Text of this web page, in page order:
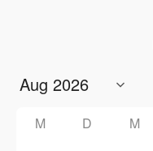
M D M